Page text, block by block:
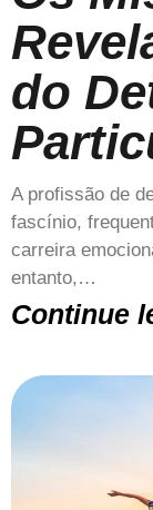
do
A profissão de
fascínio,
carreira
entanto,…
Continue